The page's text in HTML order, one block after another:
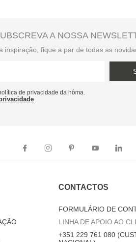
A NOSSA
inspiração, fique a par de todas as
de privacidade da hôma.
CONTACTOS
FORMULÁRIO DE
LINHA DE APOIO AO
+351 229 761 080